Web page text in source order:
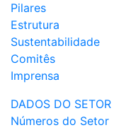
Pilares
Estrutura
Sustentabilidade
Comitês
Imprensa
DADOS DO SETOR
Números do Setor